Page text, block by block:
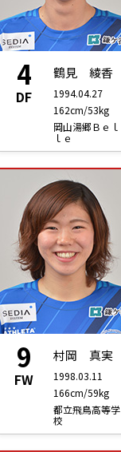
4
DF
鶴見 綾香
1994.04.27
162cm/53kg
岡山湯郷Ｂｅｌ
ｌｅ
9
FW
村岡 真実
1998.03.11
166cm/59kg
都立飛鳥高等学
校